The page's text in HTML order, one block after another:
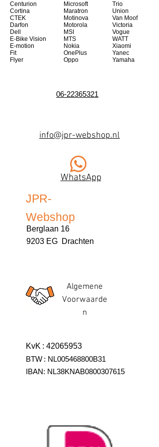
Centurion
Cortina
CTEK
Darfon
Dell
E-Bike Vision
E-motion
Fit
Flyer
Microsoft
Maratron
Motinova
Motorola
MSI
MTS
Nokia
OnePlus
Oppo
Trio
Union
Van Moof
Victoria
Vogue
WATT
Xiaomi
Yanec
Yamaha
06-22365321
info@jpr-webshop.nl
WhatsApp
JPR-
Webshop
Berglaan 16
9203 EG Drachten
Algemene
Voorwaarde
n
KvK : 42065953
BTW : NL005468800B31
IBAN: NL38KNAB0800307615